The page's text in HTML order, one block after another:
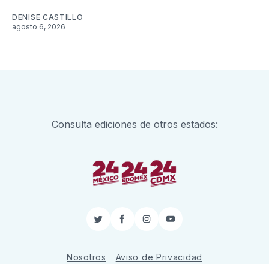
DENISE CASTILLO
agosto 6, 2026
Consulta ediciones de otros estados:
TwitterFacebook
InstagramYouTube
Nosotros Aviso de Privacidad